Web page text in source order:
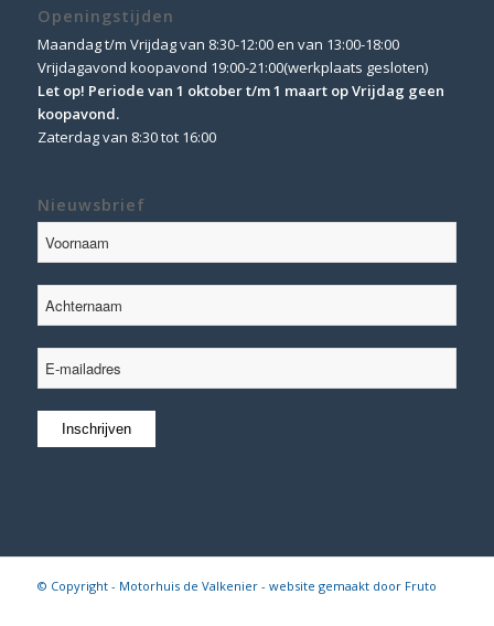
Openingstijden
Maandag t/m Vrijdag van 8:30-12:00 en van 13:00-18:00
Vrijdagavond koopavond 19:00-21:00(werkplaats gesloten)
Let op! Periode van 1 oktober t/m 1 maart op Vrijdag geen
koopavond.
Zaterdag van 8:30 tot 16:00
Nieuwsbrief
© Copyright - Motorhuis de Valkenier - website gemaakt door Fruto